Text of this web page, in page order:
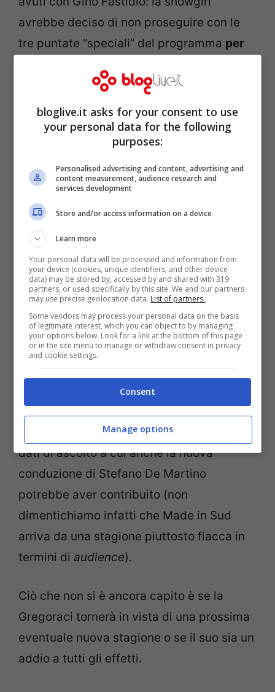
avrebbe deciso di non proseguire con le
tre puntate “speciali” del programma per
Tra non molto, infatti, la vedremo recitare
in un film con Mimmo Calopresti.
Elisabetta Gregoraci ha quindi onorato il
suo impegno fino ad oggi, anche perché in
teoria quella di stasera avrebbe dovuto
essere l’ultima puntata di Made in Sud: è
stata la rete a decidere recentemente di
puntate, probabilmente alla luce dei buoni
dati di ascolto a cui anche la nuova
conduzione di Stefano De Martino
potrebbe aver contribuito (non
dimentichiamo infatti che Made in Sud
arriva da una stagione piuttosto fiacca in
termini di audience).
Ciò che non si è ancora capito è se la
Gregoraci tornerà in vista di una prossima
eventuale nuova stagione o se il suo sia un
addio a tutti gli effetti.
bloglive.it asks for your consent to use
your personal data for the following
purposes:
Personalised advertising and content, advertising and
content measurement, audience research and
services development
Store and/or access information on a device
Learn more
Your personal data will be processed and information from
your device (cookies, unique identifiers, and other device
data) may be stored by, accessed by and shared with 319
partners, or used specifically by this site. We and our partners
may use precise geolocation data. List of partners.
Some vendors may process your personal data on the basis
of legitimate interest, which you can object to by managing
your options below. Look for a link at the bottom of this page
or in the site menu to manage or withdraw consent in privacy
and cookie settings.
Consent
Manage options